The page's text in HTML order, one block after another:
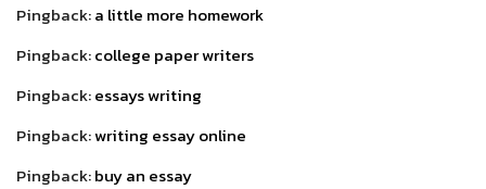
Pingback:a little more homework
Pingback:college paper writers
Pingback:essays writing
Pingback:writing essay online
Pingback:buy an essay